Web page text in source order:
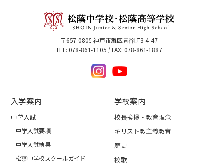
〒657-0805 神戸市灘区青谷町3-4-47
TEL: 078-861-1105 / FAX: 078-861-1887
入学案内
中学入試
中学入試要項
中学入試結果
松蔭中学校スクールガイド
学校案内
校長挨拶・教育理念
キリスト教主義教育
歴史
校歌